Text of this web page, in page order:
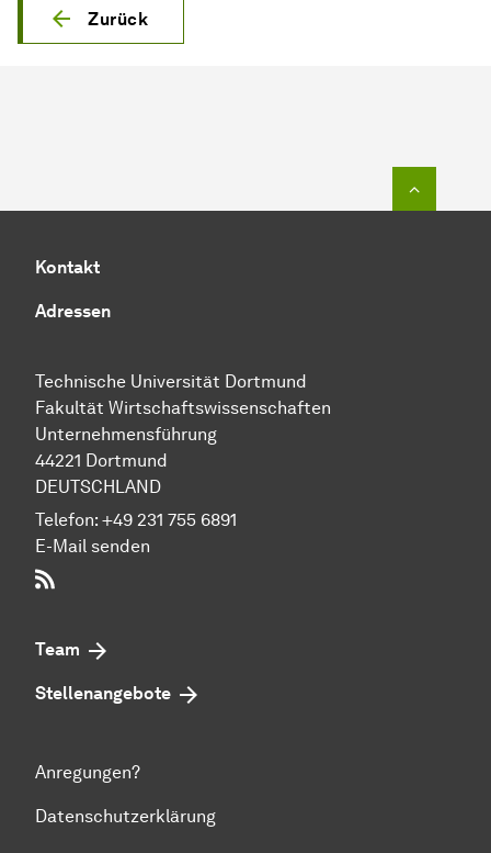
Zurück
Kontakt
Adressen
Technische Uni­ver­si­tät Dort­mund
Fakultät Wirtschafts­wissen­schaften
Unternehmensführung
44221 Dort­mund
DEUTSCHLAND
Telefon: +49 231 755 6891
E-Mail senden
Team
Stellenangebote
Anregungen?
Datenschutzerklärung